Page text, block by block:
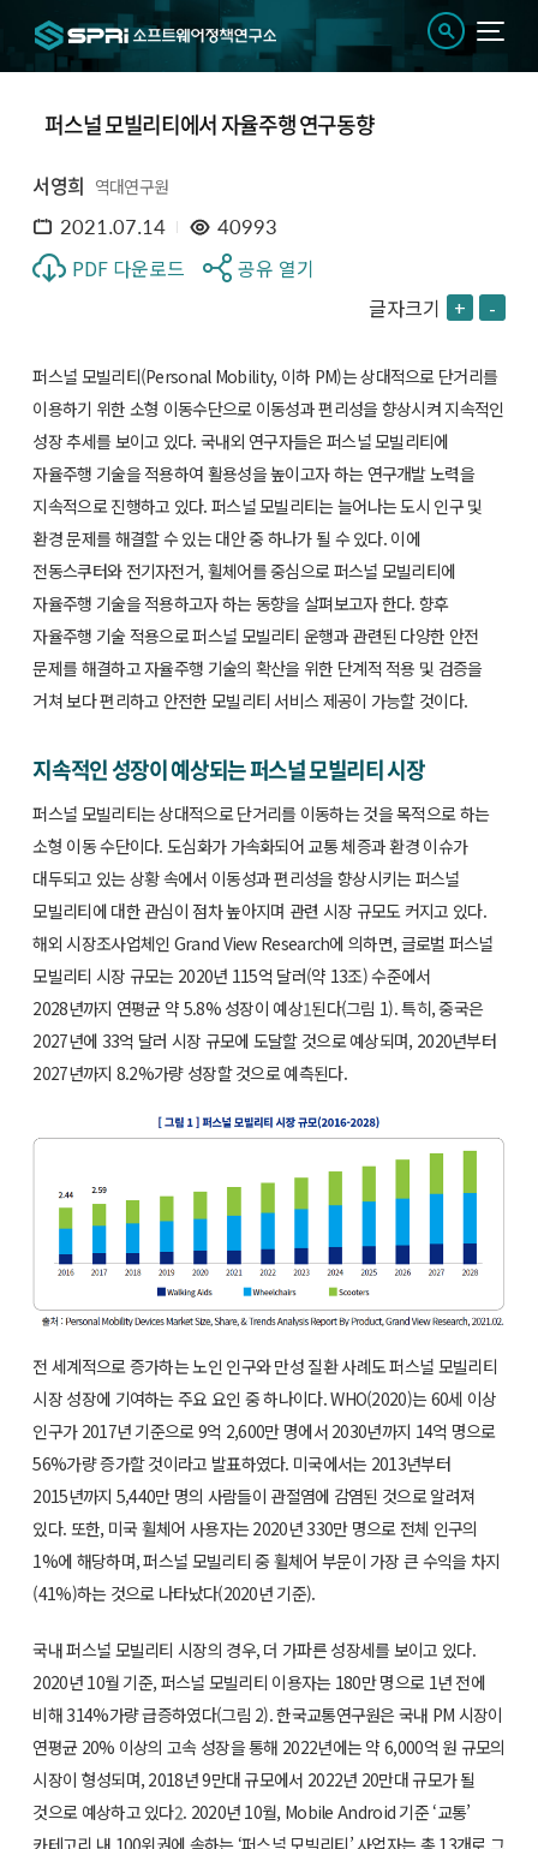
퍼스널 모빌리티에서 자율주행 연구동향
서영희 역대연구원
2021.07.14 40993
PDF 다운로드
공유 열기
글자크기 + -
퍼스널 모빌리티(Personal Mobility, 이하 PM)는 상대적으로 단거리를
이용하기 위한 소형 이동수단으로 이동성과 편리성을 향상시켜 지속적인
성장 추세를 보이고 있다. 국내외 연구자들은 퍼스널 모빌리티에
자율주행 기술을 적용하여 활용성을 높이고자 하는 연구개발 노력을
지속적으로 진행하고 있다. 퍼스널 모빌리티는 늘어나는 도시 인구 및
환경 문제를 해결할 수 있는 대안 중 하나가 될 수 있다. 이에
전동스쿠터와 전기자전거, 휠체어를 중심으로 퍼스널 모빌리티에
자율주행 기술을 적용하고자 하는 동향을 살펴보고자 한다. 향후
자율주행 기술 적용으로 퍼스널 모빌리티 운행과 관련된 다양한 안전
문제를 해결하고 자율주행 기술의 확산을 위한 단계적 적용 및 검증을
거쳐 보다 편리하고 안전한 모빌리티 서비스 제공이 가능할 것이다.
지속적인 성장이 예상되는 퍼스널 모빌리티 시장
퍼스널 모빌리티는 상대적으로 단거리를 이동하는 것을 목적으로 하는
소형 이동 수단이다. 도심화가 가속화되어 교통 체증과 환경 이슈가
대두되고 있는 상황 속에서 이동성과 편리성을 향상시키는 퍼스널
모빌리티에 대한 관심이 점차 높아지며 관련 시장 규모도 커지고 있다.
해외 시장조사업체인 Grand View Research에 의하면, 글로벌 퍼스널
모빌리티 시장 규모는 2020년 115억 달러(약 13조) 수준에서
2028년까지 연평균 약 5.8% 성장이 예상1된다(그림 1). 특히, 중국은
2027년에 33억 달러 시장 규모에 도달할 것으로 예상되며, 2020년부터
2027년까지 8.2%가량 성장할 것으로 예측된다.
전 세계적으로 증가하는 노인 인구와 만성 질환 사례도 퍼스널 모빌리티
시장 성장에 기여하는 주요 요인 중 하나이다. WHO(2020)는 60세 이상
인구가 2017년 기준으로 9억 2,600만 명에서 2030년까지 14억 명으로
56%가량 증가할 것이라고 발표하였다. 미국에서는 2013년부터
2015년까지 5,440만 명의 사람들이 관절염에 감염된 것으로 알려져
있다. 또한, 미국 휠체어 사용자는 2020년 330만 명으로 전체 인구의
1%에 해당하며, 퍼스널 모빌리티 중 휠체어 부문이 가장 큰 수익을 차지
(41%)하는 것으로 나타났다(2020년 기준).
국내 퍼스널 모빌리티 시장의 경우, 더 가파른 성장세를 보이고 있다.
2020년 10월 기준, 퍼스널 모빌리티 이용자는 180만 명으로 1년 전에
비해 314%가량 급증하였다(그림 2). 한국교통연구원은 국내 PM 시장이
연평균 20% 이상의 고속 성장을 통해 2022년에는 약 6,000억 원 규모의
시장이 형성되며, 2018년 9만대 규모에서 2022년 20만대 규모가 될
것으로 예상하고 있다2. 2020년 10월, Mobile Android 기준 ‘교통’